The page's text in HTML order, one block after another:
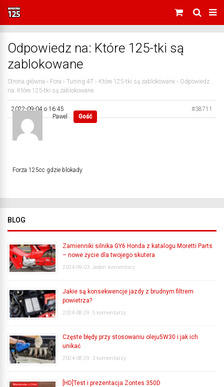
Odpowiedz na: Które 125-tki są
zablokowane
Strona główna › Fora › Tuning 4T › Które 125-tki są zablokowane › Odpowiedz
na: Które 125-tki są zablokowane
2022-09-04 o 16:45
#38711
Pawel
Gość
Forza 125cc gdzie blokady
BLOG
Zamienniki silnika GY6 Honda z katalogu Moretti Parts
– nowe życie dla twojego skutera
2024-09-03 Jeden komentarz
Jakie są konsekwencje jazdy z brudnym filtrem
powietrza?
2024-08-29 5 komentarzy
Częste błędy przy stosowaniu oleju5W30 i jak ich
unikać
2024-08-29 3 komentarzy
[HD]Test i prezentacja Zontes 350D